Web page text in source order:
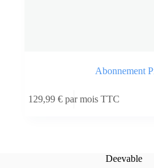
Abonnement
129,99€ par mois TTC
Deevable